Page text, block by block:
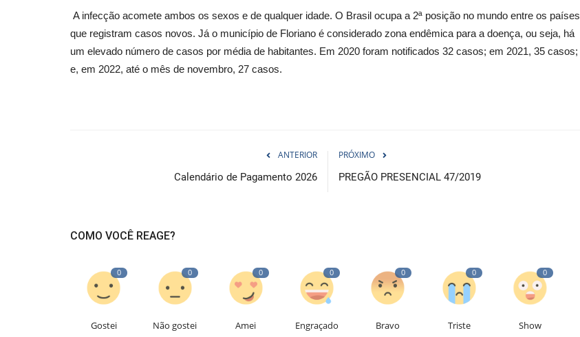
A infecção acomete ambos os sexos e de qualquer idade. O Brasil ocupa a 2ª posição no mundo entre os países
que registram casos novos. Já o município de Floriano é considerado zona endêmica para a doença, ou seja, há
um elevado número de casos por média de habitantes. Em 2020 foram notificados 32 casos; em 2021, 35 casos;
e, em 2022, até o mês de novembro, 27 casos.
ANTERIOR
Calendário de Pagamento 2026
PRÓXIMO
PREGÃO PRESENCIAL 47/2019
COMO VOCÊ REAGE?
0
Gostei
0
Não gostei
0
Amei
0
Engraçado
0
Bravo
0
Triste
0
Show